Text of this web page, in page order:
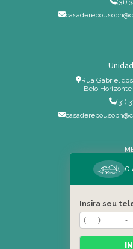
Rua Gabriel
Belo
(31)
Insira seu